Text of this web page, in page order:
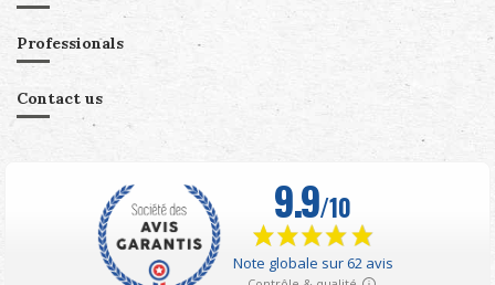
Professionals
Contact us